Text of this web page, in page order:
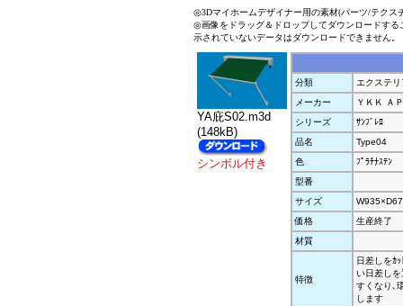
◎3Dマイホームデザイナー用の素材(パーツ/テクス
◎画像をドラッグ＆ドロップしてダウンロードす
示されていないデータはダウンロードできません。
YA庇S02.m3d
(148kB)
シンボル付き
分類
エクステ
メーカー
ＹＫＫ ＡＰ
シリーズ
ｻﾝﾌﾞﾚﾛ
品名
Type04
色
ﾌﾟﾗﾁﾅｽﾃﾝ
型番
サイズ
価格
生産終了
材質
特徴
日差しをｶ
い日差し
すくなり､
します